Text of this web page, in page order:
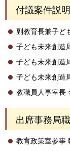
付議案件説
副教育長兼子ど
子ども未来創造
子ども未来創造
子ども未来創造
教職員人事室長
出席事務局
教育政策室参事